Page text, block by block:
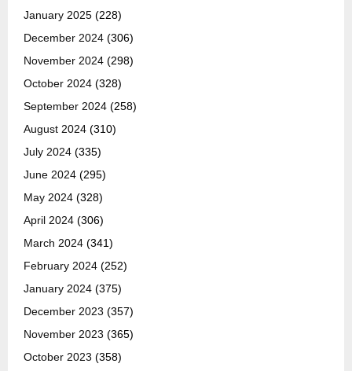
January 2025 (228)
December 2024 (306)
November 2024 (298)
October 2024 (328)
September 2024 (258)
August 2024 (310)
July 2024 (335)
June 2024 (295)
May 2024 (328)
April 2024 (306)
March 2024 (341)
February 2024 (252)
January 2024 (375)
December 2023 (357)
November 2023 (365)
October 2023 (358)